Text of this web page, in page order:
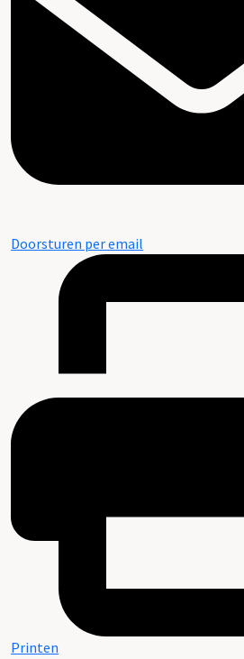
Doorsturen per email
Printen